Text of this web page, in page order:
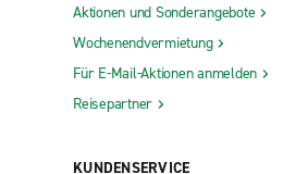
Aktionen und Sonderangebote
Wochenendvermietung
Für E-Mail-Aktionen anmelden
Reisepartner
KUNDENSERVICE